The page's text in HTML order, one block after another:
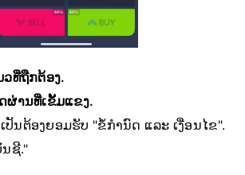
ວທີ່ຖືກຕ້ອງ.
ຜ່ານທີ່ເຂັ້ມແຂງ.
ປັນຕ້ອງຍອມຮັບ "ຂໍ້ກຳນົດ ແລະ ເງື່ອນໄຂ".
ຊີ."